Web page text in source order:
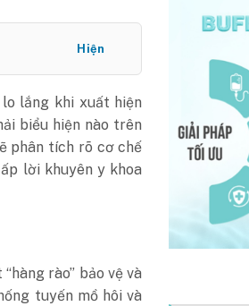
Hiện
lắng khi xuất hiện
biểu hiện nào trên
phân tích rõ cơ chế
lời khuyên y khoa
rào” bảo vệ và
tuyến mồ hôi và